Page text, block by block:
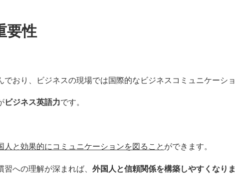
要性
でおり、ビジネスの現場では国際的なビジネスコミュニケーシ
ビジネス英語力です。
人と効果的にコミュニケーションを図ること ができます。
への理解が深まれば、 外国人と信頼関係を構築しやすくなり